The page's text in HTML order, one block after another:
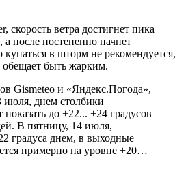
ветра достигнет пика
после постепенно начнет
в шторм не рекомендуется,
обещает быть жарким.
Gismeteo и «Яндекс.Погода»,
июля, днем столбики
до +22... +24 градусов
В пятницу, 14 июля,
градуса днем, в выходные
примерно на уровне +20…